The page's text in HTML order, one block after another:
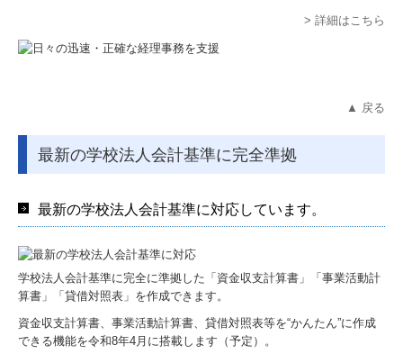
> 詳細はこちら
▲ 戻る
最新の学校法人会計基準に完全準拠
最新の学校法人会計基準に対応しています。
学校法人会計基準に完全に準拠した「資金収支計算書」「事業活動計
算書」「貸借対照表」を作成できます。
資金収支計算書、事業活動計算書、貸借対照表等を“かんたん”に作成
できる機能を令和8年4月に搭載します（予定）。